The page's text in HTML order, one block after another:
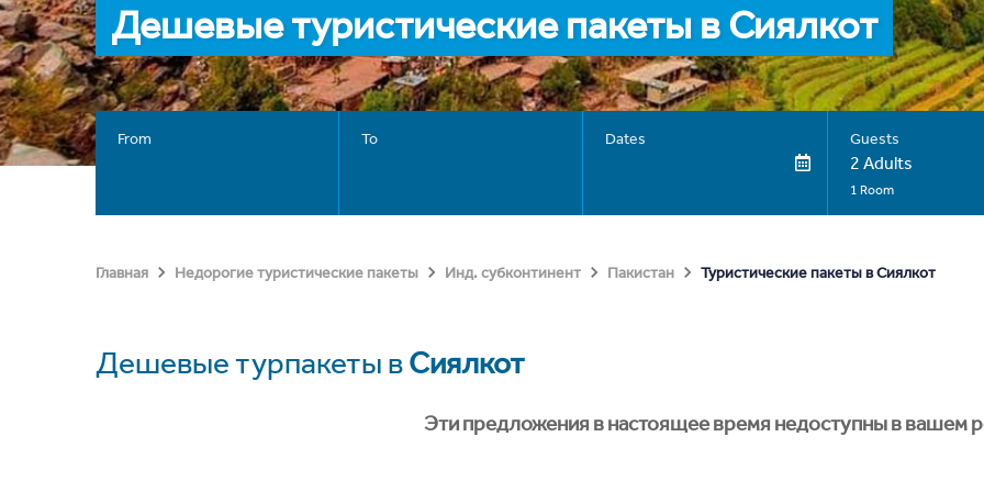
Дешевые туристические пакеты в Сиялкот
From To Dates Guests
2 Adults
1 Room
Главная Недорогие туристические пакеты Инд. субконтинент Пакистан Туристические пакеты в Сиялкот
Дешевые турпакеты вСиялкот
Эти предложения в настоящее время недоступны в вашем